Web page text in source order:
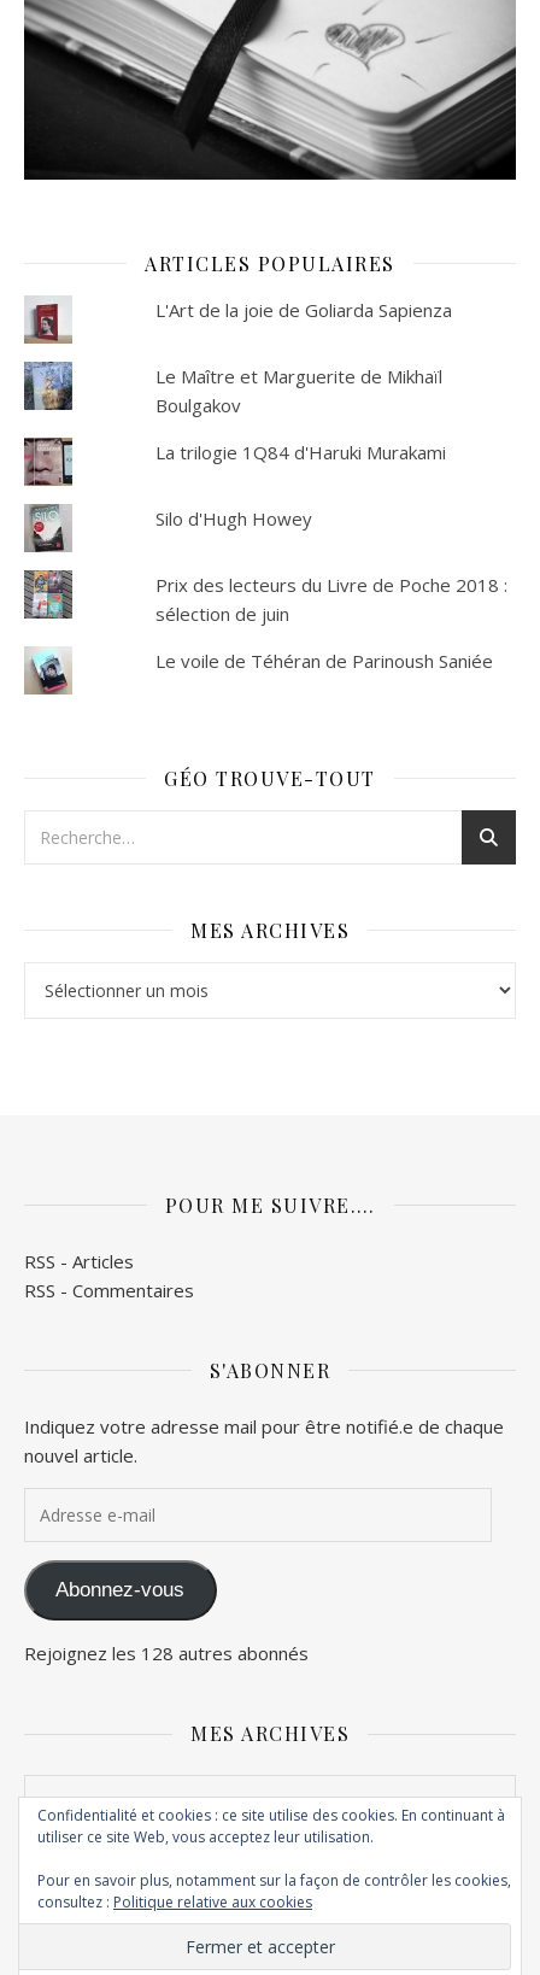
ARTICLES POPULAIRES
L'Art de la joie de Goliarda Sapienza
Le Maître et Marguerite de Mikhaïl
Boulgakov
La trilogie 1Q84 d'Haruki Murakami
Silo d'Hugh Howey
Prix des lecteurs du Livre de Poche 2018 :
sélection de juin
Le voile de Téhéran de Parinoush Saniée
GÉO TROUVE-TOUT
MES ARCHIVES
POUR ME SUIVRE….
RSS - Articles
RSS - Commentaires
S'ABONNER
Indiquez votre adresse mail pour être notifié.e de chaque
nouvel article.
Abonnez-vous
Rejoignez les 128 autres abonnés
MES ARCHIVES
© Copyright Maghily 2012 - 2026
Thème Ashe parWP Royal
Confidentialité et cookies : ce site utilise des cookies. En continuant à
utiliser ce site Web, vous acceptez leur utilisation.
Pour en savoir plus, notamment sur la façon de contrôler les cookies,
consultez : Politique relative aux cookies